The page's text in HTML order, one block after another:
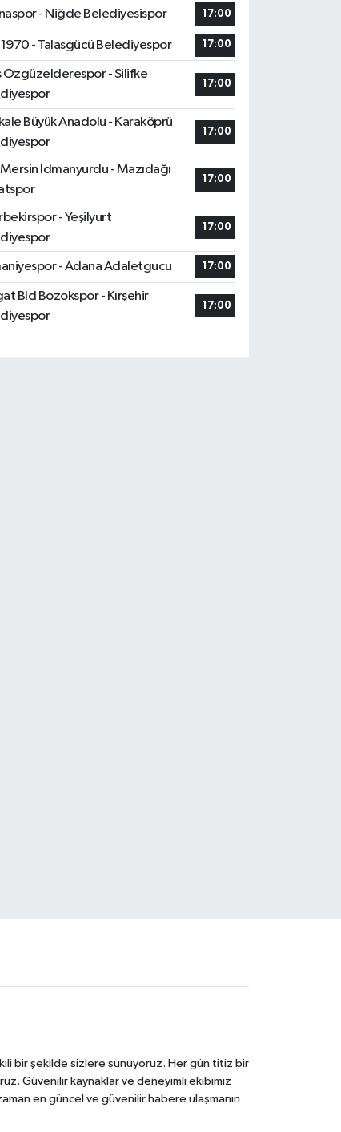
- Niğde Belediyesispor 17:00
1970 - Talasgücü Belediyespor 17:00
Özgüzelderespor - Silifke
17:00
Büyük Anadolu - Karaköprü
17:00
Idmanyurdu - Mazıdağı
17:00
- Yeşilyurt
17:00
- Adana Adaletgucu 17:00
Bld Bozokspor - Kırşehir
17:00
bir şekilde sizlere sunuyoruz. Her gün titiz bir
Güvenilir kaynaklar ve deneyimli ekibimiz
en güncel ve güvenilir habere ulaşmanın